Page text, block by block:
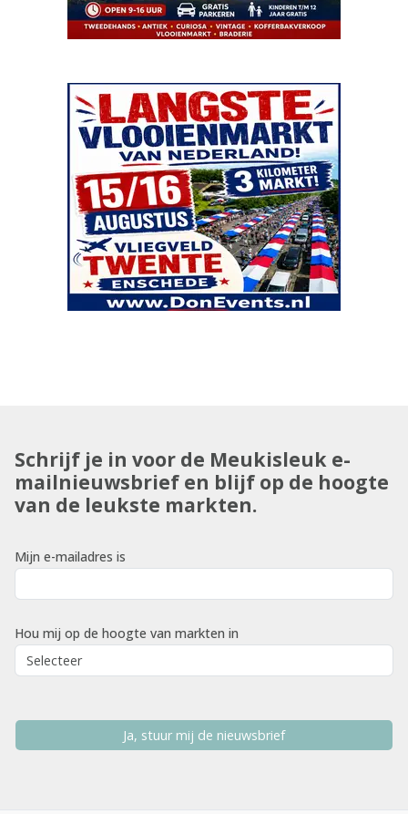
Schrijf je in voor de Meukisleuk e-
mailnieuwsbrief en blijf op de hoogte
van de leukste markten.
Mijn e-mailadres is
Hou mij op de hoogte van markten in
Ja, stuur mij de nieuwsbrief